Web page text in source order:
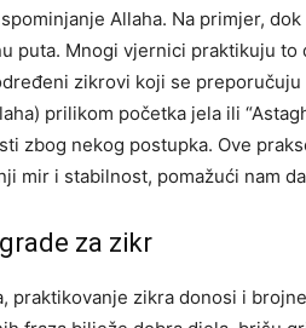
Allaha. Na primjer,
puta. Mnogi vjernici praktikuju
zikrovi koji se
prilikom početka jela ili
zbog nekog postupka. Ove
mir i stabilnost, pomažući nam
za zikr
praktikovanje zikra donosi i